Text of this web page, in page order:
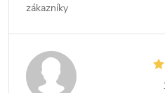
zákazníky